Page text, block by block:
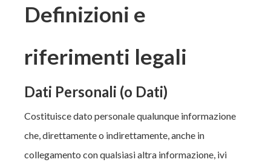
Definizioni e
riferimenti legali
Dati Personali (o Dati)
Costituisce dato personale qualunque informazione
che, direttamente o indirettamente, anche in
collegamento con qualsiasi altra informazione, ivi